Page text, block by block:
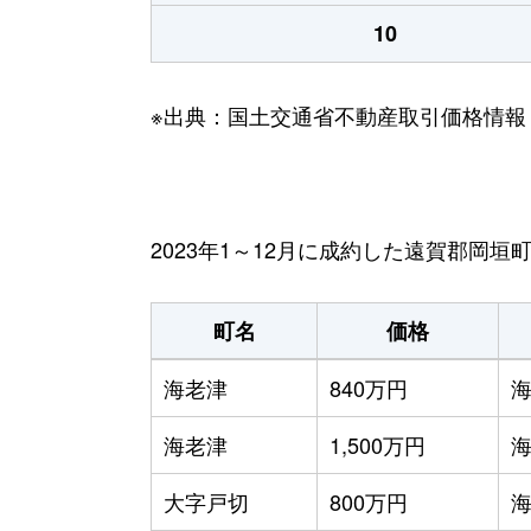
10
※出典：国土交通省不動産取引価格情
2023年1～12月に成約した遠賀郡岡垣
町名
価格
海老津
840万円
海老津
1,500万円
大字戸切
800万円